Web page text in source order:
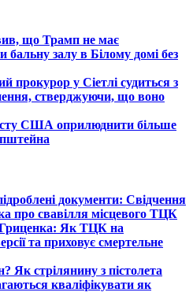
що Трамп не має
бальну залу в Білому домі без
прокурор у Сіетлі судиться з
стверджуючи, що воно
США оприлюднити більше
документи: Свідчення
про свавілля місцевого ТЦК
Як ТЦК на
та приховує смертельне
Як стрілянину з пістолета
кваліфікувати як